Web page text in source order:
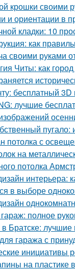
крошки своими
и ориентации в
кладки: 10
как
своими руками
Читы: как
бесплатный
лучшие
пугало:
потолка с
на
потолка
интерьера:
в выборе
полное
Братске:
гаража с
инициативы
на пластике